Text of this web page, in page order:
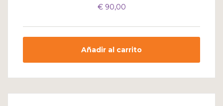
€90,00
Añadir al carrito